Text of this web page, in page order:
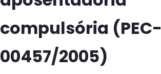
compulsória (PEC-
00457/2005)